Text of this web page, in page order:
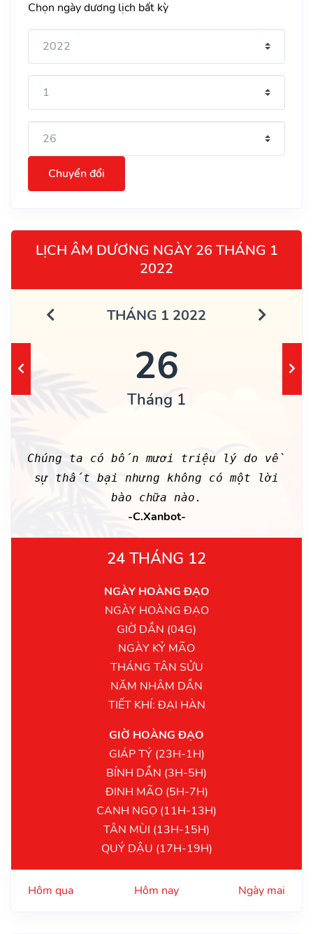
Chọn ngày dương lịch bất kỳ
Chuyển đổi
LỊCH ÂM DƯƠNG NGÀY 26 THÁNG 1
2022
THÁNG 1 2022
26
Tháng 1
Chúng ta có bốn mươi triệu lý do về
sự thất bại nhưng không có một lời
bào chữa nào.
-C.Xanbot-
24 THÁNG 12
NGÀY HOÀNG ĐẠO
NGÀY HOÀNG ĐẠO
GIỜ DẦN (04G)
NGÀY KỶ MÃO
THÁNG TÂN SỬU
NĂM NHÂM DẦN
TIẾT KHÍ: ĐẠI HÀN
GIỜ HOÀNG ĐẠO
GIÁP TÝ (23H-1H)
BÍNH DẦN (3H-5H)
ĐINH MÃO (5H-7H)
CANH NGỌ (11H-13H)
TÂN MÙI (13H-15H)
QUÝ DẬU (17H-19H)
Hôm qua Hôm nay Ngày mai